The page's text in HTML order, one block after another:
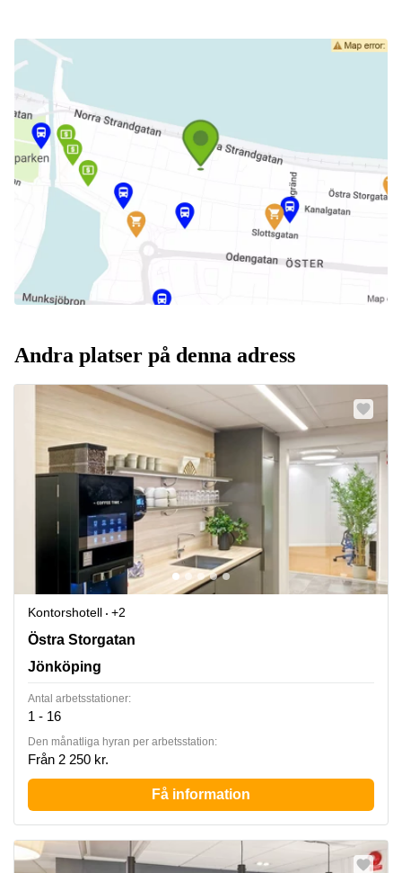
Andra platser på denna adress
Kontorshotell
+2
Östra Storgatan 33A, Jönköping
Östra Storgatan
Jönköping
Antal arbetsstationer:
1 - 16
Den månatliga hyran per arbetsstation:
Från 2 250 kr.
Få information